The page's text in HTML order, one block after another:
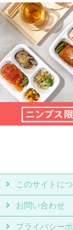
このサイトに
お問い合わせ
プライバシー